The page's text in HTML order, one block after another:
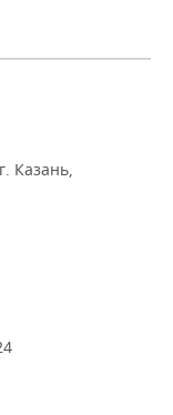
Казань,